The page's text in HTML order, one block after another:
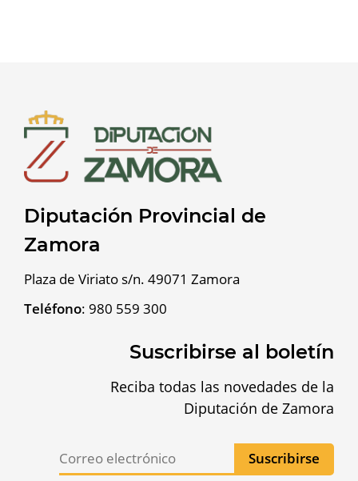
Diputación Provincial de
Zamora
Plaza de Viriato s/n. 49071 Zamora
Teléfono: 980 559 300
Suscribirse al boletín
Reciba todas las novedades de la
Diputación de Zamora